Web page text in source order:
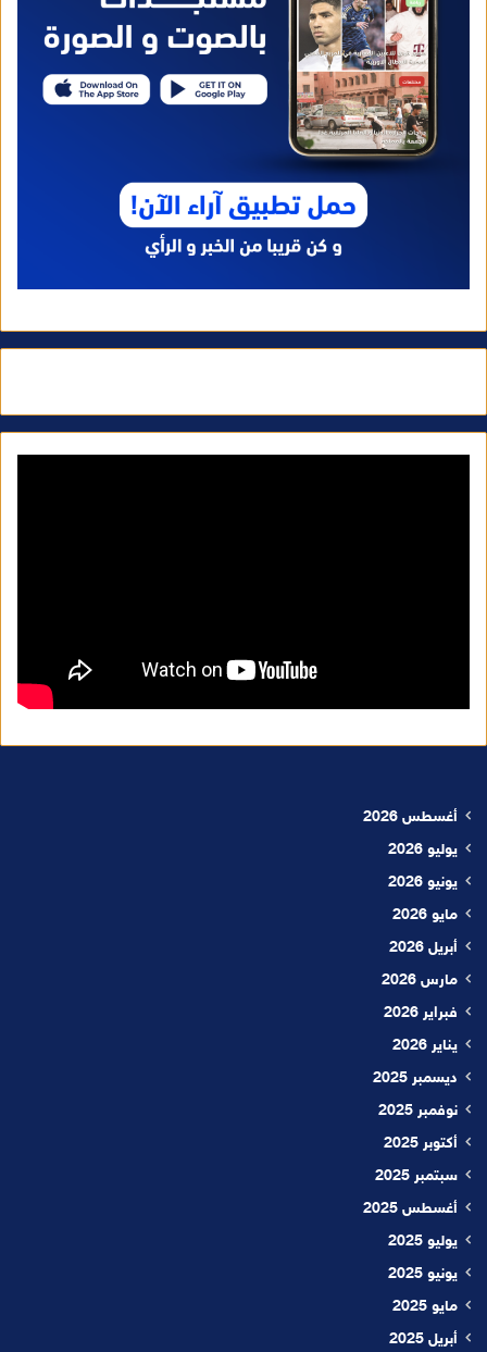
أغسطس 2026
يوليو 2026
يونيو 2026
مايو 2026
أبريل 2026
مارس 2026
فبراير 2026
يناير 2026
ديسمبر 2025
نوفمبر 2025
أكتوبر 2025
سبتمبر 2025
أغسطس 2025
يوليو 2025
يونيو 2025
مايو 2025
أبريل 2025